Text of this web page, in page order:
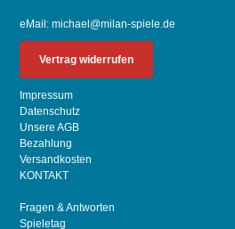
eMail:michael@milan-spiele.de
Vertrag widerrufen
Impressum
Datenschutz
Unsere AGB
Bezahlung
Versandkosten
KONTAKT
Fragen & Antworten
Spieletag